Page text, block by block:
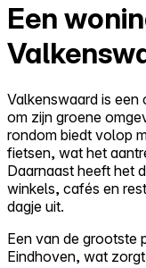
Een
Valkenswaard is een
om zijn groene
rondom biedt volop
fietsen, wat het
Daarnaast heeft het
winkels, cafés en
dagje uit.
Een van de grootste
Eindhoven, wat